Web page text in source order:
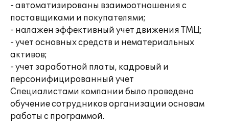
- автоматизированы взаимоотношения с
поставщиками и покупателями;
- налажен эффективный учет движения ТМЦ;
- учет основных средств и нематериальных
активов;
- учет заработной платы, кадровый и
персонифицированный учет
Специалистами компании было проведено
обучение сотрудников организации основам
работы с программой.